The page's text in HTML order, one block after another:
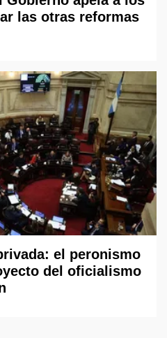
las otras reformas
el peronismo
del oficialismo